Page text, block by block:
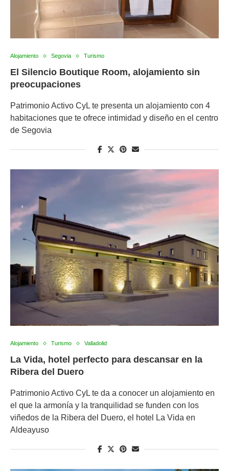
Alojamiento Segovia Turismo
El Silencio Boutique Room, alojamiento sin
preocupaciones
Patrimonio Activo CyL te presenta un alojamiento con 4
habitaciones que te ofrece intimidad y diseño en el centro
de Segovia
Alojamiento Turismo Valladolid
La Vida, hotel perfecto para descansar en la
Ribera del Duero
Patrimonio Activo CyL te da a conocer un alojamiento en
el que la armonía y la tranquilidad se funden con los
viñedos de la Ribera del Duero, el hotel La Vida en
Aldeayuso